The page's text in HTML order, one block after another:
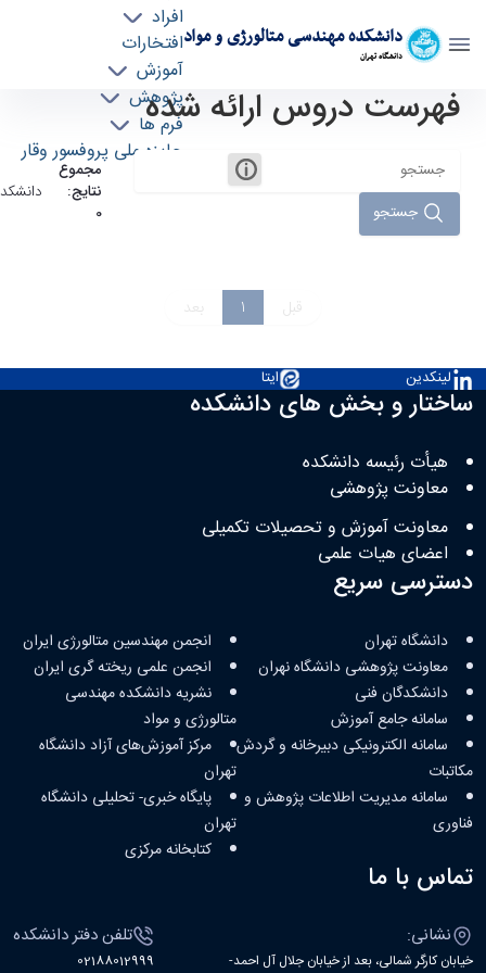
دانشکده مهندسی متالورژی و مواد
دانشگاه تهران
افراد
افتخارات
آموزش
پژوهش
فرم ها
جایزه ملی پروفسور وقار
دروس دانشکده - دانشکده مهندسی متالورژی و
مواد meteng
فهرست دروس ارائه شده
جستجو
مجموع
نتایج:
0
قبل 1 بعد
لینکدین ایتا
ساختار و بخش های دانشکده
هیأت رئیسه دانشکده
معاونت پژوهشی
معاونت آموزش و تحصیلات تکمیلی
اعضای هیات علمی
دسترسی سریع
دانشگاه تهران
معاونت پژوهشی دانشگاه نهران
دانشکدگان فنی
سامانه جامع آموزش
سامانه الکترونیکی دبیرخانه و گردش
مکاتبات
سامانه مدیریت اطلاعات پژوهش و
فناوری
انجمن مهندسین متالورژی ایران
انجمن علمی ریخته گری ایران
نشریه دانشکده مهندسی
متالورژی و مواد
مرکز آموزش‌های آزاد دانشگاه
تهران
پایگاه خبری- تحلیلی دانشگاه
تهران
کتابخانه مرکزی
تماس با ما
نشانی:
خیابان کارگر شمالی، بعد از خیابان جلال آل احمد-
تلفن دفتر دانشکده
02188012999